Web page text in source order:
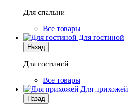
Для спальни
Все товары
Для гостиной
Назад
Для гостиной
Все товары
Для прихожей
Назад